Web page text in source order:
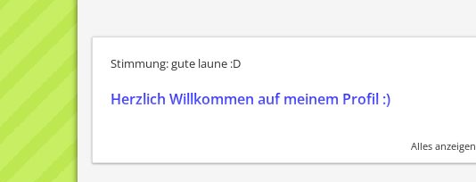
Stimmung: gute laune :D
Herzlich Willkommen auf meinem Profil :)
Freue mich immer wieder neue Menschis kennen zu lernen :)
Alles anzeigen